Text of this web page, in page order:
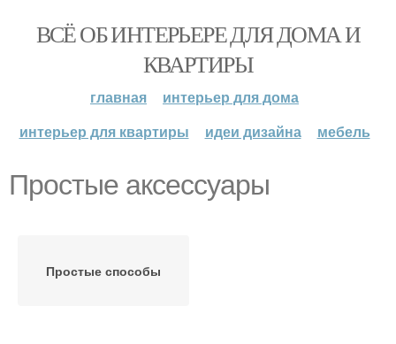
ВСЁ ОБ ИНТЕРЬЕРЕ ДЛЯ ДОМА И
КВАРТИРЫ
главная
интерьер для дома
интерьер для квартиры
идеи дизайна мебель
Простые аксессуары
Простые способы